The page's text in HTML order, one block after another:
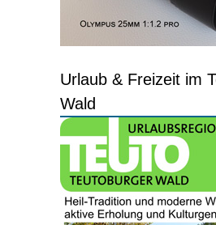
Urlaub & Freizeit im
Wald